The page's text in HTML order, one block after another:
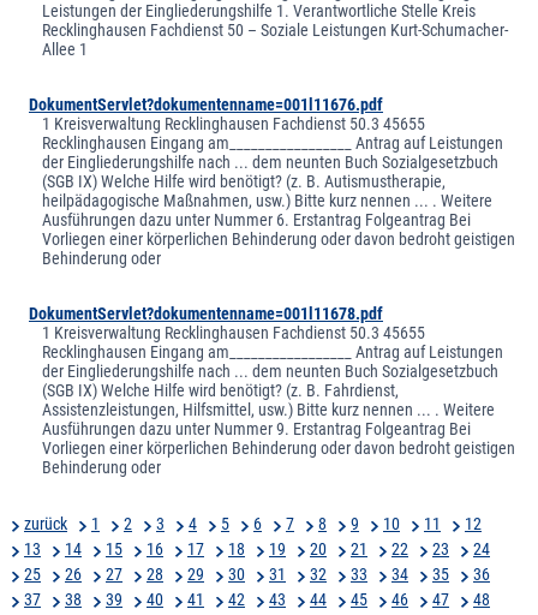
Leistungen der Eingliederungshilfe 1. Verantwortliche Stelle Kreis
Recklinghausen Fachdienst 50 – Soziale Leistungen Kurt-Schumacher-
Allee 1
DokumentServlet?dokumentenname=001l11676.pdf
1 Kreisverwaltung Recklinghausen Fachdienst 50.3 45655
Recklinghausen Eingang am_________________ Antrag auf Leistungen
der Eingliederungshilfe nach ... dem neunten Buch Sozialgesetzbuch
(SGB IX) Welche Hilfe wird benötigt? (z. B. Autismustherapie,
heilpädagogische Maßnahmen, usw.) Bitte kurz nennen ... . Weitere
Ausführungen dazu unter Nummer 6. Erstantrag Folgeantrag Bei
Vorliegen einer körperlichen Behinderung oder davon bedroht geistigen
Behinderung oder
DokumentServlet?dokumentenname=001l11678.pdf
1 Kreisverwaltung Recklinghausen Fachdienst 50.3 45655
Recklinghausen Eingang am_________________ Antrag auf Leistungen
der Eingliederungshilfe nach ... dem neunten Buch Sozialgesetzbuch
(SGB IX) Welche Hilfe wird benötigt? (z. B. Fahrdienst,
Assistenzleistungen, Hilfsmittel, usw.) Bitte kurz nennen ... . Weitere
Ausführungen dazu unter Nummer 9. Erstantrag Folgeantrag Bei
Vorliegen einer körperlichen Behinderung oder davon bedroht geistigen
Behinderung oder
zurück 1 2 3 4 5 6 7 8 9 10 11
12
13
14 15 16 17 18 19 20 21 22 23
24
25
26 27 28 29 30 31 32 33 34 35
36
37
38 39 40 41 42 43 44 45 46 47
48